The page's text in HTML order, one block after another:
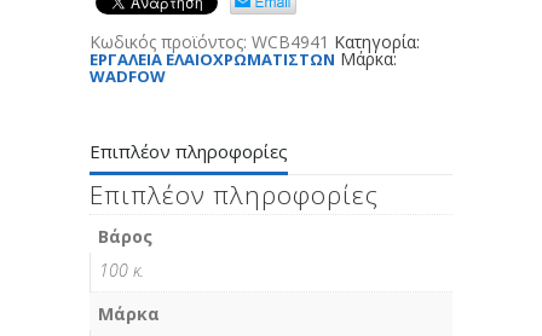
Κωδικός προϊόντος: WCB4941 Κατηγορία:
ΕΡΓΑΛΕΙΑ ΕΛΑΙΟΧΡΩΜΑΤΙΣΤΩΝ Μάρκα:
WADFOW
Επιπλέον πληροφορίες
Επιπλέον πληροφορίες
Βάρος
100 κ.
Μάρκα